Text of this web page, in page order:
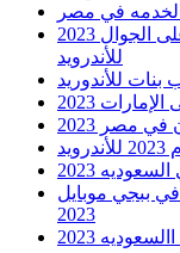
في مصر
أفضل 5 تطبيقات لقراءة ملفات الوورد على الجوال 2023
للأندرويد
2023
مصر 2023
2023
في ببجي موبايل
2023
2023